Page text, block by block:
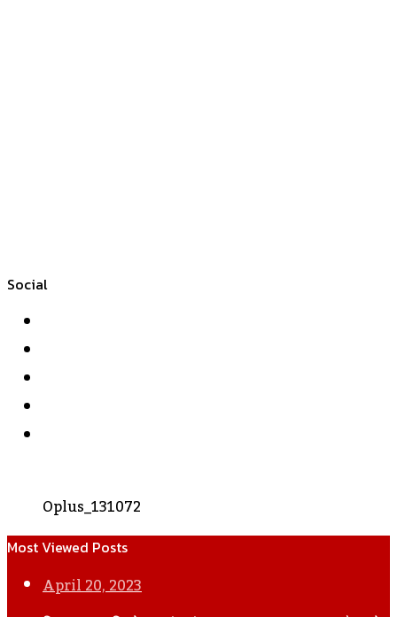
Social
Oplus_131072
Most Viewed Posts
April 20, 2023